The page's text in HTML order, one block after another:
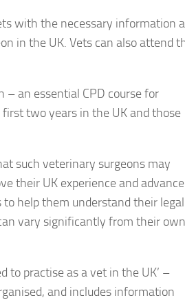
with the necessary information
in the UK. Vets can also attend
– an essential CPD course for
two years in the UK and those
such veterinary surgeons may
their UK experience and advance
help them understand their legal
vary significantly from their own
to practise as a vet in the UK’ –
and includes information